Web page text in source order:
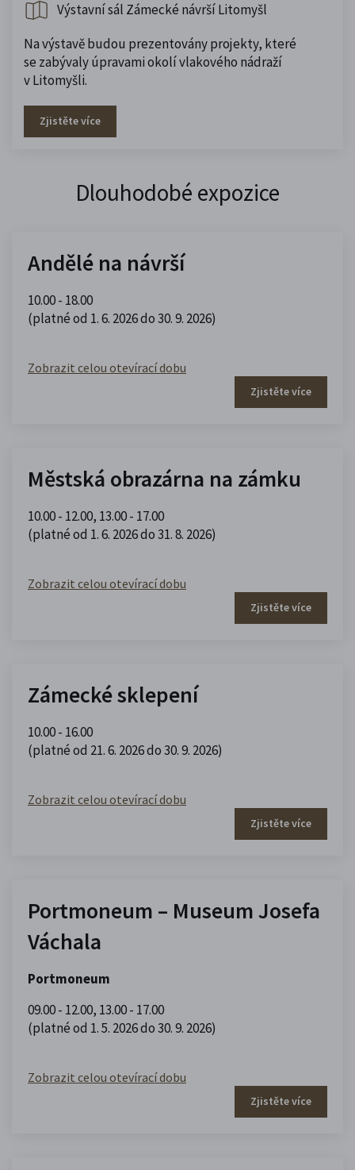
Výstavní sál Zámecké návrší Litomyšl
Na výstavě budou prezentovány projekty, které
se zabývaly úpravami okolí vlakového nádraží
v Litomyšli.
Zjistěte více
Dlouhodobé expozice
Andělé na návrší
10.00 - 18.00
(platné od 1. 6. 2026 do 30. 9. 2026)
Zobrazit celou otevírací dobu
Zjistěte více
Městská obrazárna na zámku
10.00 - 12.00, 13.00 - 17.00
(platné od 1. 6. 2026 do 31. 8. 2026)
Zobrazit celou otevírací dobu
Zjistěte více
Zámecké sklepení
10.00 - 16.00
(platné od 21. 6. 2026 do 30. 9. 2026)
Zobrazit celou otevírací dobu
Zjistěte více
Portmoneum – Museum Josefa
Váchala
Portmoneum
09.00 - 12.00, 13.00 - 17.00
(platné od 1. 5. 2026 do 30. 9. 2026)
Zobrazit celou otevírací dobu
Zjistěte více